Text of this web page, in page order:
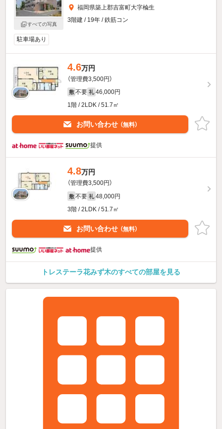
すべての写真
福岡県築上郡吉富町大字楡生
3階建 / 19年 / 鉄筋コン
駐車場あり
4.6万円
（管理費3,500円）
敷 不要 礼 46,000円
1階 / 2LDK / 51.7㎡
お問い合わせ （無料）
提供
4.8万円
（管理費3,500円）
敷 不要 礼 48,000円
3階 / 2LDK / 51.7㎡
お問い合わせ （無料）
提供
トレステーラ花みず木のすべての部屋を見る